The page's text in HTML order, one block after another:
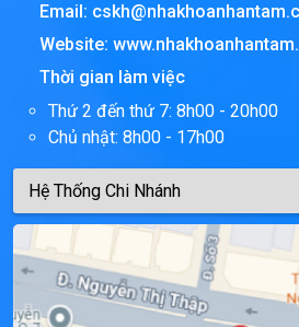
Email:
Website:
Thời gian làm việc
Thứ 2 đến thứ 7: 8h00 - 20h00
Chủ nhật: 8h00 - 17h00